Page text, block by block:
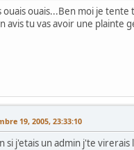
ouais ouais...Ben moi je tente
avis tu vas avoir une plainte
19, 2005, 23:33:10
si j'etais un admin j'te virerais